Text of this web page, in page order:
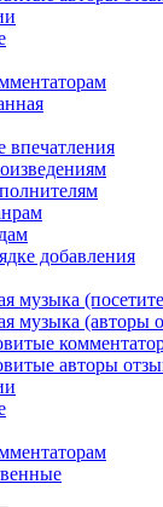
впечатления
добавления
музыка
музыка (авторы
авторы